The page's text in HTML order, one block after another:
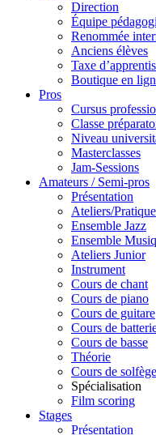
Direction
Équipe
Renommée
Anciens élèves
Taxe
Boutique en
Pros
Cursus
Classe
Niveau
Masterclasses
Jam-Sessions
Amateurs / Semi-pros
Présentation
Ateliers/
Ensemble Jazz
Ensemble
Ateliers Junior
Instrument
Cours de chant
Cours de piano
Cours de guitare
Cours de
Cours de basse
Théorie
Cours de
Spécialisation
Film scoring
Stages
Présentation